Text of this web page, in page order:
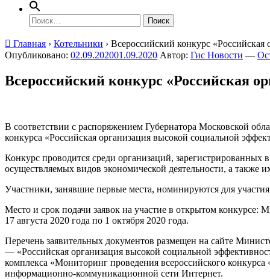
Найти:
Главная › Котельники › Всероссийский конкурс
Опубликовано: 02.09.202001.09.2020 Автор: Гис Новости —
Всероссийский конкурс «Российская
В соответствии с распоряжением Губернатора Московской
конкурса «Российская организация высокой социальной
Конкурс проводится среди организаций,
осуществляемых видов экономической деятельности, а
Участники, занявшие первые места, номинируются для
Место и срок подачи заявок на участие в открытом конкурсе:
17 августа 2020 года по 1 октября 2020 года.
Перечень заявительных документов размещен на сайте
— «Российская организация высокой социальной
комплекса «Мониторинг проведения всероссийского
информационно-коммуникационной сети Интернет.